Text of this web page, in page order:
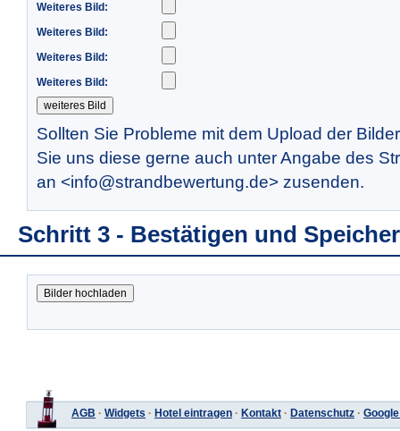
Weiteres Bild:
Weiteres Bild:
Weiteres Bild:
Weiteres Bild:
Sollten Sie Probleme mit dem Upload der
Sie uns diese gerne auch unter Angabe des
an <info@strandbewertung.de> zusenden.
Schritt 3 - Bestätigen und
AGB · Widgets · Hotel eintragen · Kontakt · Datenschutz ·